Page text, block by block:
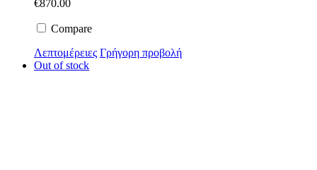
€870.00
Compare
Λεπτομέρειες Γρήγορη προβολή
Out of stock